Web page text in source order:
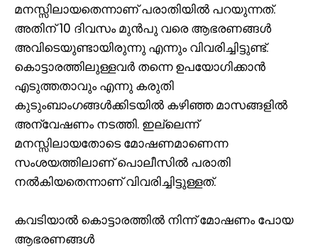
മനസ്സിലായതെന്നാണ് പരാതിയിൽ പറയുന്നത്.
അതിന് 10 ദിവസം മുൻപു വരെ ആഭരണങ്ങൾ
അവിടെയുണ്ടായിരുന്നു എന്നും വിവരിച്ചിട്ടുണ്ട്.
കൊട്ടാരത്തിലുള്ളവർ തന്നെ ഉപയോഗിക്കാൻ
എടുത്തതാവും എന്നു കരുതി
കുടുംബാംഗങ്ങൾക്കിടയിൽ കഴിഞ്ഞ മാസങ്ങളിൽ
അന്വേഷണം നടത്തി. ഇല്ലെന്ന്
മനസ്സിലായതോടെ മോഷണമാണെന്ന
സംശയത്തിലാണ് പൊലീസിൽ പരാതി
നൽകിയതെന്നാണ് വിവരിച്ചിട്ടുള്ളത്.
കവടിയാല്‍ കൊട്ടാരത്തില്‍ നിന്ന് മോഷണം പോയ
ആഭരണങ്ങൾ